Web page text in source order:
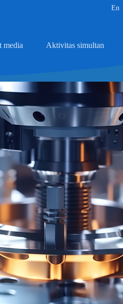
media Aktivitas simultan
En